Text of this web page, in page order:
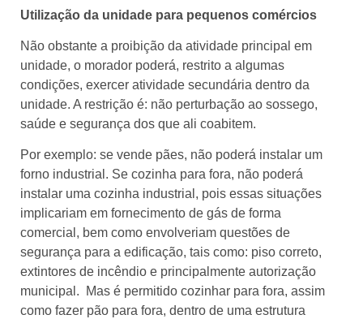
Utilização da unidade para pequenos comércios
Não obstante a proibição da atividade principal em
unidade, o morador poderá, restrito a algumas
condições, exercer atividade secundária dentro da
unidade. A restrição é: não perturbação ao sossego,
saúde e segurança dos que ali coabitem.
Por exemplo: se vende pães, não poderá instalar um
forno industrial. Se cozinha para fora, não poderá
instalar uma cozinha industrial, pois essas situações
implicariam em fornecimento de gás de forma
comercial, bem como envolveriam questões de
segurança para a edificação, tais como: piso correto,
extintores de incêndio e principalmente autorização
municipal. Mas é permitido cozinhar para fora, assim
como fazer pão para fora, dentro de uma estrutura